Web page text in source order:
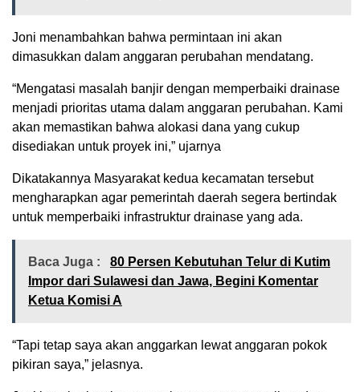
Joni menambahkan bahwa permintaan ini akan
dimasukkan dalam anggaran perubahan mendatang.
“Mengatasi masalah banjir dengan memperbaiki drainase
menjadi prioritas utama dalam anggaran perubahan. Kami
akan memastikan bahwa alokasi dana yang cukup
disediakan untuk proyek ini,” ujarnya
Dikatakannya Masyarakat kedua kecamatan tersebut
mengharapkan agar pemerintah daerah segera bertindak
untuk memperbaiki infrastruktur drainase yang ada.
Baca Juga :
80 Persen Kebutuhan Telur di Kutim
Impor dari Sulawesi dan Jawa, Begini Komentar
Ketua Komisi A
“Tapi tetap saya akan anggarkan lewat anggaran pokok
pikiran saya,” jelasnya.